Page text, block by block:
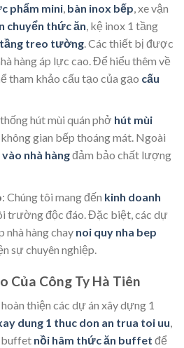
phẩm mini, bàn inox bếp , xe vận
chuyển thức ăn , kệ inox 1 tầng
tầng treo tường. Các thiết bị được
hàng áp lực cao. Để hiểu thêm về
tham khảo cấu tạo của gạo cấu
hút mùi quán phở hút mùi
gian bếp thoáng mát. Ngoài
nhà hàngđảm bảo chất lượng
: Chúng tôi mang đến kinh doanh
trường độc đáo. Đặc biệt, các dự
nhà hàng chay noi quy nha bep
sự chuyên nghiệp.
Của Công Ty Hà Tiên
thiện các dự án xây dựng 1
dung 1 thuc don an trua toi uu,
buffet nồi hâm thức ăn buffet để